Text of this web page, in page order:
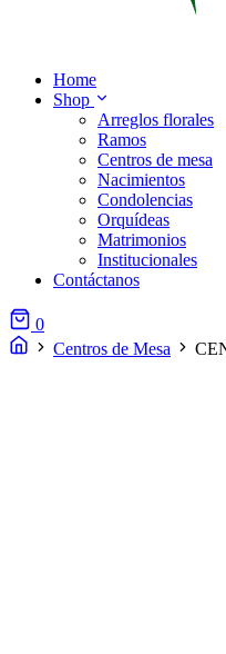
Home
Shop
Arreglos florales
Ramos
Centros de mesa
Nacimientos
Condolencias
Orquídeas
Matrimonios
Institucionales
Contáctanos
0
Centros de Mesa